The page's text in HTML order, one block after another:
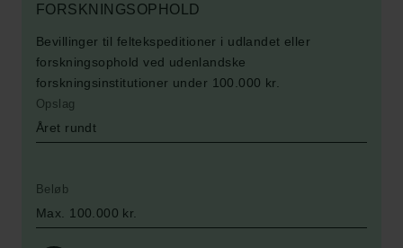
FORSKNINGSOPHOLD
Bevillinger til feltekspeditioner i udlandet eller
forskningsophold ved udenlandske
forskningsinstitutioner under 100.000 kr.
Opslag
Året rundt
Beløb
Max. 100.000 kr.